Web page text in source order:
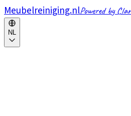
Meubelreiniging.nlPowered by
NL